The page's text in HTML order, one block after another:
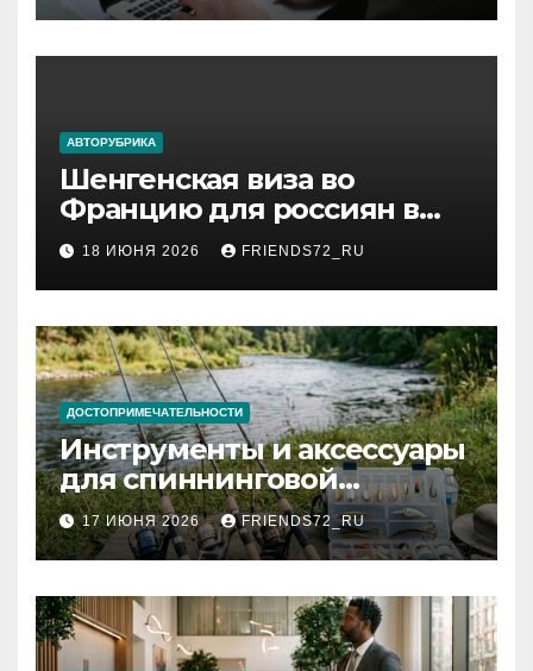
АВТОРУБРИКА
Шенгенская виза во
Францию для россиян в
2026 году: сроки от 3 дней
и список необходимых
документов
18 ИЮНЯ 2026 FRIENDS72_RU
ДОСТОПРИМЕЧАТЕЛЬНОСТИ
Инструменты и аксессуары
для спиннинговой
рыбалки: назначение и
типы
17 ИЮНЯ 2026 FRIENDS72_RU